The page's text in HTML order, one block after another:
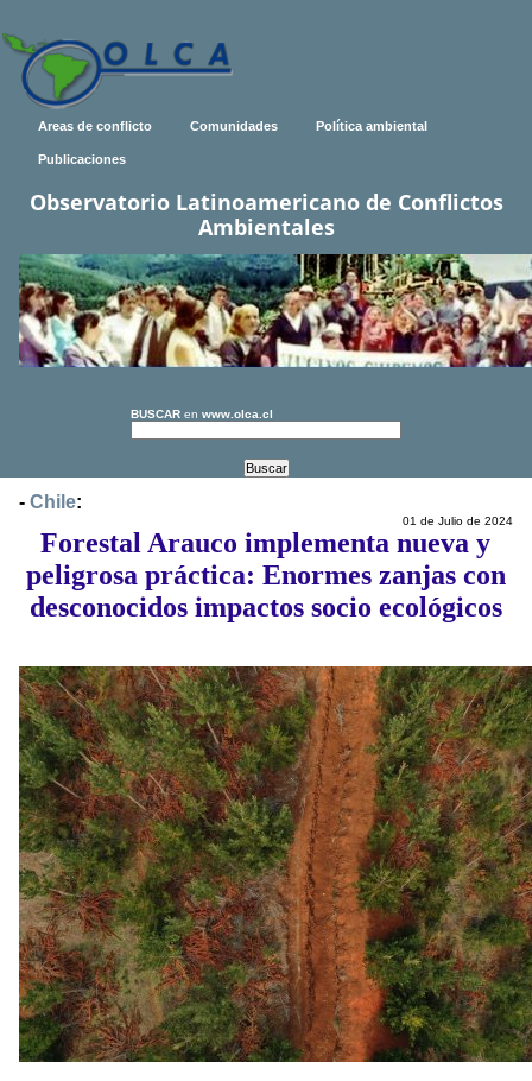
Areas de conflicto Comunidades Política ambiental
Publicaciones
Observatorio Latinoamericano de Conflictos
Ambientales
BUSCAR en www.olca.cl
- Chile:
01 de Julio de 2024
Forestal Arauco implementa nueva y
peligrosa práctica: Enormes zanjas con
desconocidos impactos socio ecológicos